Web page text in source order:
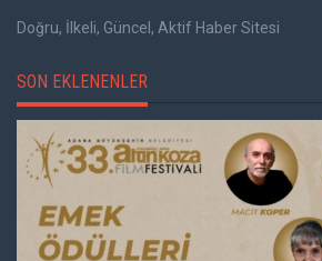
Doğru, İlkeli, Güncel, Aktif Haber Sitesi
SON EKLENENLER